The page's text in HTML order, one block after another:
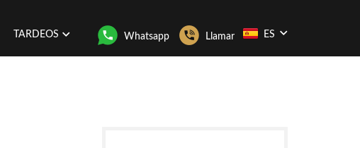
TARDEOS Whatsapp Llamar ES